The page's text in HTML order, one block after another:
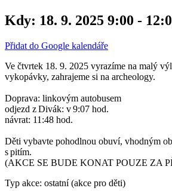
Kdy: 18. 9. 2025 9:00 -
Přidat do Google kalendáře
Ve čtvrtek 18. 9. 2025 vyrazíme na malý
vykopávky, zahrajeme si na archeology.
Doprava: linkovým autobusem
odjezd z Divák: v 9:07 hod.
návrat: 11:48 hod.
Děti vybavte pohodlnou obuví, vhodným
s pitím.
(AKCE SE BUDE KONAT POUZE ZA
Typ akce: ostatní (akce pro děti)